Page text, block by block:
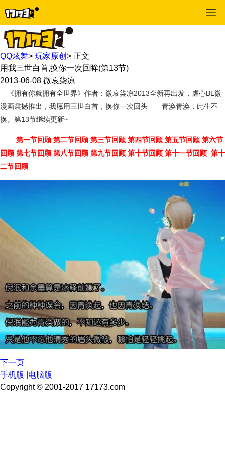
QQ炫舞> 玩家原创 > 正文
用我三世白首,换你一次回眸(第13节)
2013-06-08 微哀柒凉
《拥有你就拥有全世界》作者：微哀柒凉2013全新再出发，虐心BL微
漫画震撼推出，我愿用三世白首，换你一次回头——青涣青涣，此生不
换。第13节继续更新~
第一节回顾 第二节回顾 第三节回顾 第四节回顾 第五节回顾 第六节
回顾 第七节回顾 第八节回顾 第九节回顾 第十节回顾 第十一节回顾 第十
二节回顾
下一页
手机版
电脑版
Copyright © 2001-2017 17173.com